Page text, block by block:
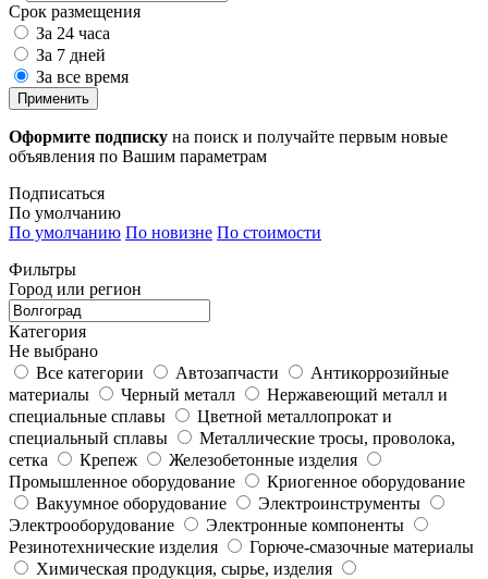
Срок размещения
За 24 часа
За 7 дней
За все время
Применить
Оформите подписку на поиск и получайте первым новые
объявления по Вашим параметрам
Подписаться
По умолчанию
По умолчанию По новизне По стоимости
Фильтры
Город или регион
Категория
Не выбрано
Все категории
Автозапчасти
Антикоррозийные
материалы
Черный металл
Нержавеющий металл и
специальные сплавы
Цветной металлопрокат и
специальный сплавы
Металлические тросы, проволока,
сетка
Крепеж
Железобетонные изделия
Промышленное оборудование
Криогенное оборудование
Вакуумное оборудование
Электроинструменты
Электрооборудование
Электронные компоненты
Резинотехнические изделия
Горюче-смазочные материалы
Химическая продукция, сырье, изделия